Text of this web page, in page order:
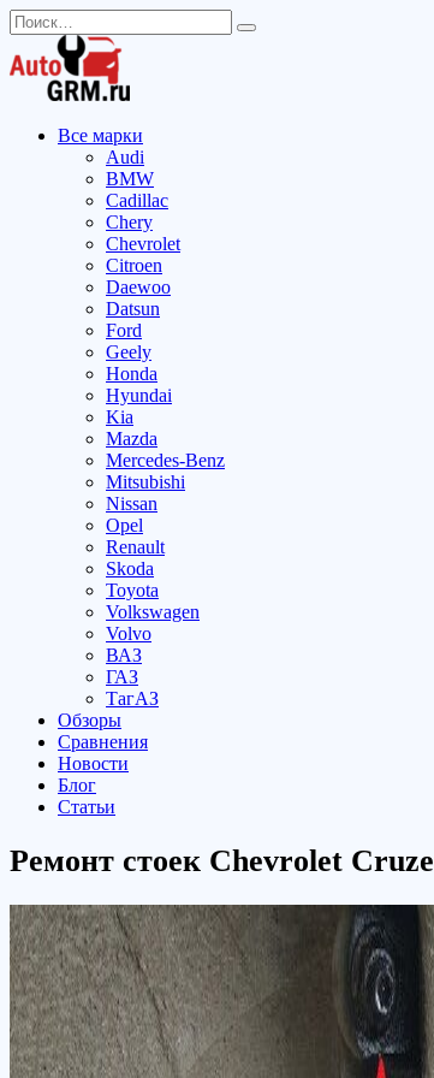
Перейти
к
содержанию
Search
for:
Все марки
Audi
BMW
Cadillac
Chery
Chevrolet
Citroen
Daewoo
Datsun
Ford
Geely
Honda
Hyundai
Kia
Mazda
Mercedes-Benz
Mitsubishi
Nissan
Opel
Renault
Skoda
Toyota
Volkswagen
Volvo
ВАЗ
ГАЗ
ТагАЗ
Обзоры
Сравнения
Новости
Блог
Статьи
Ремонт стоек Chevrolet Cruze